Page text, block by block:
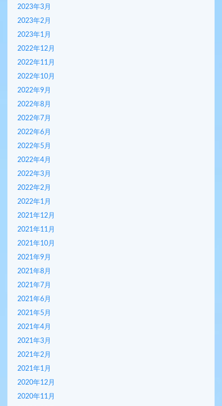
2023年3月
2023年2月
2023年1月
2022年12月
2022年11月
2022年10月
2022年9月
2022年8月
2022年7月
2022年6月
2022年5月
2022年4月
2022年3月
2022年2月
2022年1月
2021年12月
2021年11月
2021年10月
2021年9月
2021年8月
2021年7月
2021年6月
2021年5月
2021年4月
2021年3月
2021年2月
2021年1月
2020年12月
2020年11月